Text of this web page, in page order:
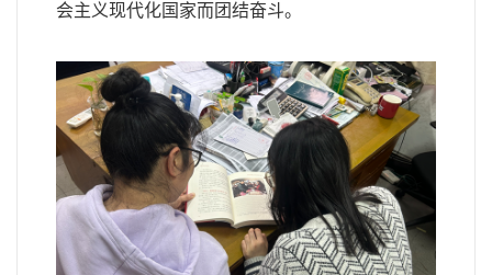
会主义现代化国家而团结奋斗。